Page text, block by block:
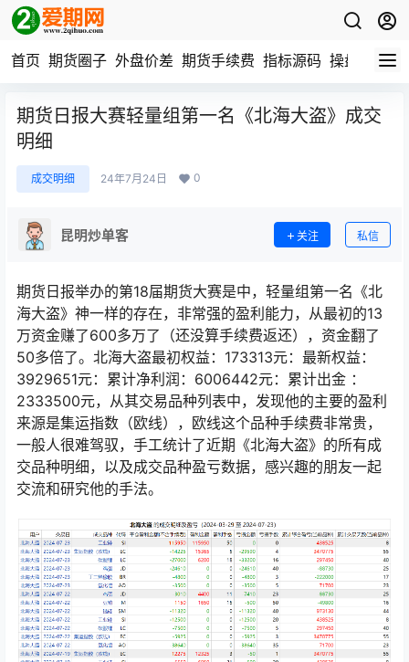
首页 期货圈子 外盘价差 期货手续费 指标源码 操盘数据
期货日报大赛轻量组第一名《北海大盗》成交
明细
成交明细 24年7月24日 0
昆明炒单客 关注 私信
期货日报举办的第18届期货大赛是中，轻量组第一名《北
海大盗》神一样的存在，非常强的盈利能力，从最初的13
万资金赚了600多万了（还没算手续费返还），资金翻了
50多倍了。北海大盗最初权益：173313元：最新权益：
3929651元：累计净利润：6006442元：累计出金 ：
2333500元，从其交易品种列表中，发现他的主要的盈利
来源是集运指数（欧线），欧线这个品种手续费非常贵，
一般人很难驾驭，手工统计了近期《北海大盗》的所有成
交品种明细，以及成交品种盈亏数据，感兴趣的朋友一起
交流和研究他的手法。